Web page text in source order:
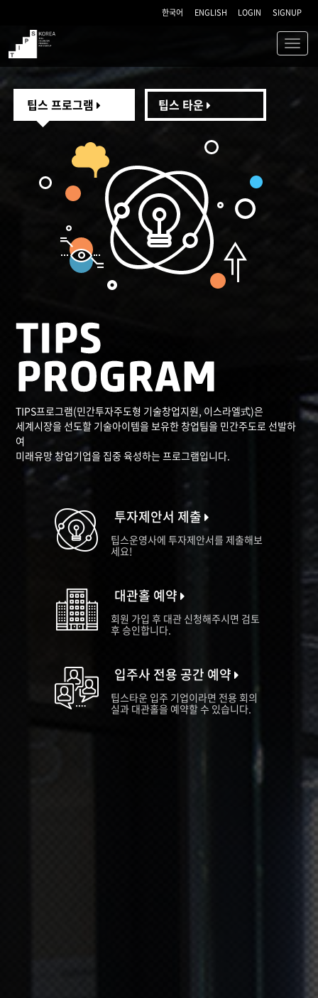
한국어 ENGLISH LOGIN SIGNUP
TIPS
팁스 프로그램 팁스 타운
TIPS프로그램(민간투자주도형 기술창업지원, 이스라엘式)은
세계시장을 선도할 기술아이템을 보유한 창업팀을 민간주도로 선발하
여
미래유망 창업기업을 집중 육성하는 프로그램입니다.
투자제안서 제출
팁스운영사에 투자제안서를 제출해보
세요!
대관홀 예약
회원 가입 후 대관 신청해주시면 검토
후 승인합니다.
입주사 전용 공간 예약
팁스타운 입주 기업이라면 전용 회의
실과 대관홀을 예약할 수 있습니다.